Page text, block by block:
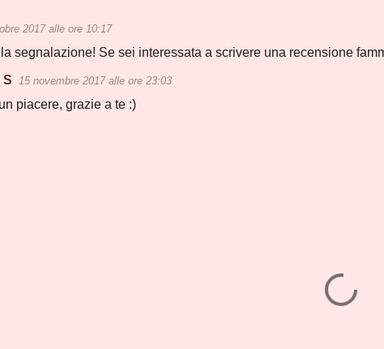
2017 alle ore 10:17
segnalazione! Se sei interessata a scrivere una recensione
S 15 novembre 2017 alle ore 23:03
piacere, grazie a te :)